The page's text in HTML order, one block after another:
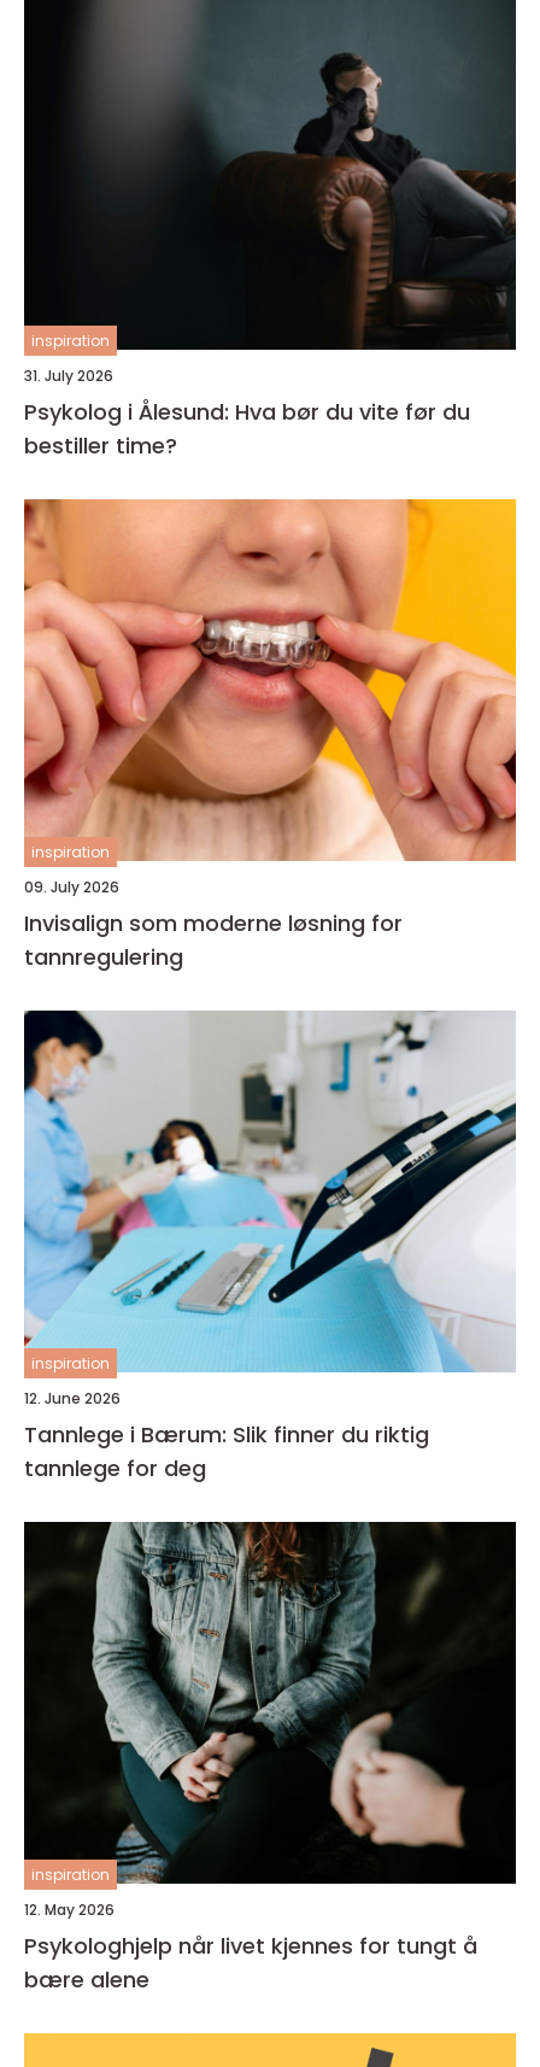
inspiration
31. July 2026
Psykolog i Ålesund: Hva bør du vite før du
bestiller time?
inspiration
09. July 2026
Invisalign som moderne løsning for
tannregulering
inspiration
12. June 2026
Tannlege i Bærum: Slik finner du riktig
tannlege for deg
inspiration
12. May 2026
Psykologhjelp når livet kjennes for tungt å
bære alene